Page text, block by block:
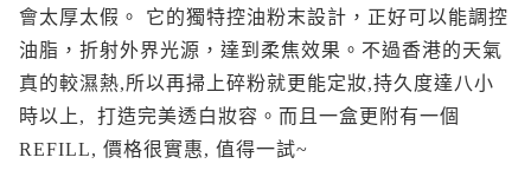
會太厚太假。 它的獨特控油粉末設計，正好可以能調控
油脂，折射外界光源，達到柔焦效果。不過香港的天氣
真的較濕熱,所以再掃上碎粉就更能定妝,持久度達八小
時以上, 打造完美透白妝容。而且一盒更附有一個
REFILL, 價格很實惠, 值得一試~